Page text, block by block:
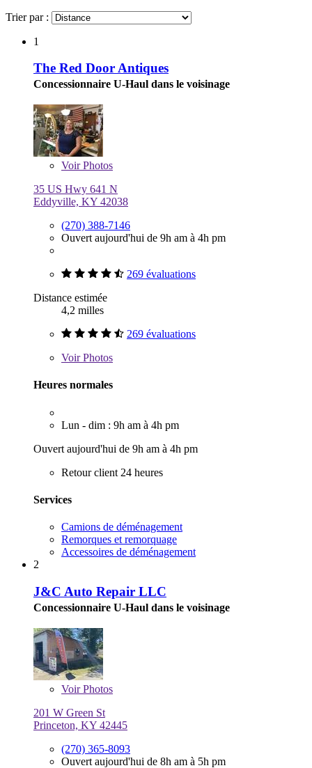
Trier par :
1
The Red Door Antiques
Concessionnaire U-Haul dans le voisinage
VoirPhotos
35 US Hwy 641 N
Eddyville, KY 42038
(270) 388-7146
Ouvert aujourd'hui de 9h am à 4h pm
269 évaluations
Distance estimée
4,2 milles
269 évaluations
VoirPhotos
Heures normales
Lun - dim : 9h am à 4h pm
Ouvert aujourd'hui de 9h am à 4h pm
Retour client 24 heures
Services
Camions de déménagement
Remorques et remorquage
Accessoires de déménagement
2
J&C Auto Repair LLC
Concessionnaire U-Haul dans le voisinage
VoirPhotos
201 W Green St
Princeton, KY 42445
(270) 365-8093
Ouvert aujourd'hui de 8h am à 5h pm